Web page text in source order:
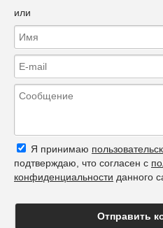
или
Я принимаю
подтверждаю, что согласен с
конфиденциальности данного
Отправить